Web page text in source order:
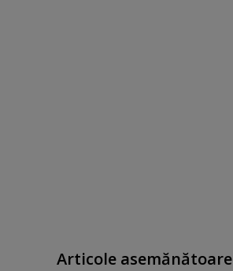
Articole asemănătoare